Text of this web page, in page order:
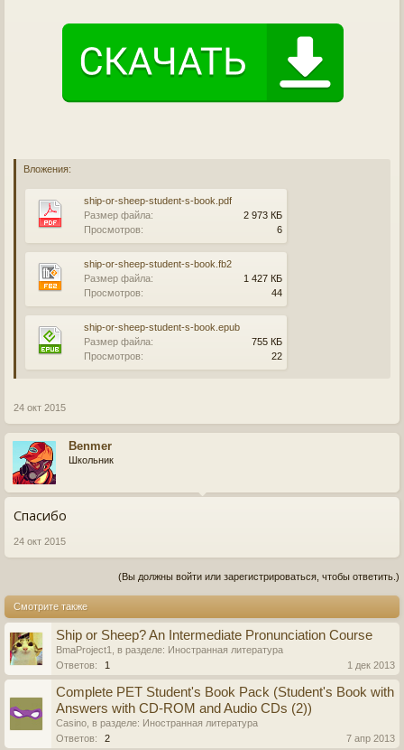
Вложения:
ship-or-sheep-student-s-book.pdf
Размер файла:
2 973 КБ
Просмотров:
6
ship-or-sheep-student-s-book.fb2
Размер файла:
1 427 КБ
Просмотров:
44
ship-or-sheep-student-s-book.epub
Размер файла:
755 КБ
Просмотров:
22
24 окт 2015
Benmer
Школьник
Спасибо
24 окт 2015
(Вы должны войти или зарегистрироваться, чтобы ответить.)
Смотрите также
Ship or Sheep? An Intermediate Pronunciation Course
BmaProject1 , в разделе: Иностранная литература
Ответов:
1 1 дек 2013
Complete PET Student's Book Pack (Student's Book with
Answers with CD-ROM and Audio CDs (2))
Casino , в разделе: Иностранная литература
Ответов:
2 7 апр 2013